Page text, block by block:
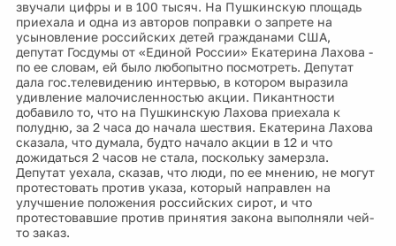
звучали цифры и в 100 тысяч. На Пушкинскую площадь
приехала и одна из авторов поправки о запрете на
усыновление российских детей гражданами США,
депутат Госдумы от «Единой России» Екатерина Лахова -
по ее словам, ей было любопытно посмотреть. Депутат
дала гос.телевидению интервью, в котором выразила
удивление малочисленностью акции. Пикантности
добавило то, что на Пушкинскую Лахова приехала к
полудню, за 2 часа до начала шествия. Екатерина Лахова
сказала, что думала, будто начало акции в 12 и что
дожидаться 2 часов не стала, поскольку замерзла.
Депутат уехала, сказав, что люди, по ее мнению, не могут
протестовать против указа, который направлен на
улучшение положения российских сирот, и что
протестовавшие против принятия закона выполняли чей-
то заказ.